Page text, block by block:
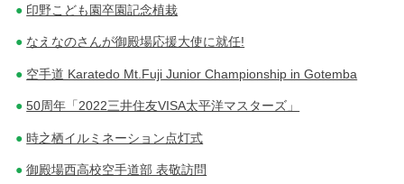
印野こども園卒園記念植栽
なえなのさんが御殿場応援大使に就任!
空手道 Karatedo Mt.Fuji Junior Championship in Gotemba
50周年「2022三井住友VISA太平洋マスターズ」
時之栖イルミネーション点灯式
御殿場西高校空手道部 表敬訪問